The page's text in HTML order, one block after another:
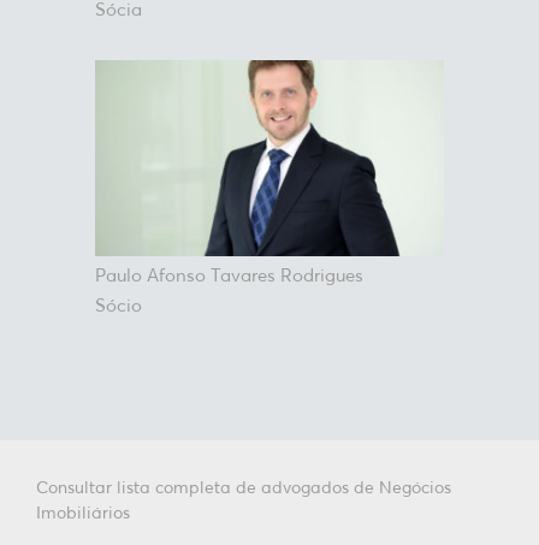
Sócia
Paulo Afonso Tavares Rodrigues
Sócio
Consultar lista completa de advogados de Negócios
Imobiliários